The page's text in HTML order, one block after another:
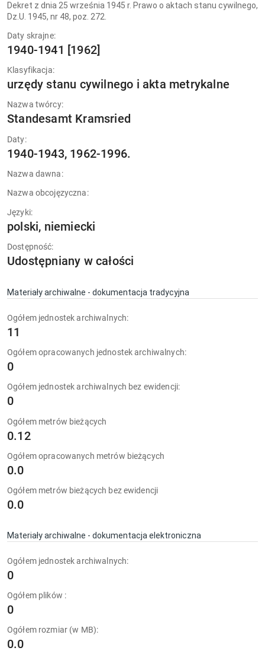
Dekret z dnia 25 września 1945 r. Prawo o aktach stanu cywilnego,
Dz.U. 1945, nr 48, poz. 272.
Daty skrajne:
1940-1941 [1962]
Klasyfikacja:
urzędy stanu cywilnego i akta metrykalne
Nazwa twórcy:
Standesamt Kramsried
Daty:
1940-1943, 1962-1996.
Nazwa dawna:
Nazwa obcojęzyczna:
Języki:
polski, niemiecki
Dostępność:
Udostępniany w całości
Materiały archiwalne - dokumentacja tradycyjna
Ogółem jednostek archiwalnych:
11
Ogółem opracowanych jednostek archiwalnych:
0
Ogółem jednostek archiwalnych bez ewidencji:
0
Ogółem metrów bieżących
0.12
Ogółem opracowanych metrów bieżących
0.0
Ogółem metrów bieżących bez ewidencji
0.0
Materiały archiwalne - dokumentacja elektroniczna
Ogółem jednostek archiwalnych:
0
Ogółem plików :
0
Ogółem rozmiar (w MB):
0.0